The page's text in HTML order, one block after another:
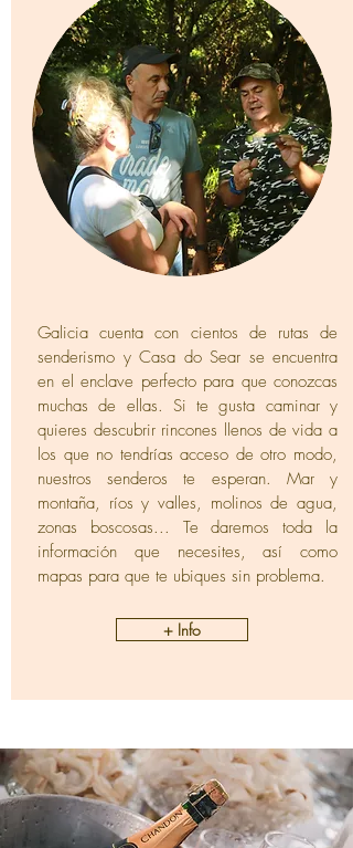
Galicia cuenta con cientos de rutas de
senderismo y Casa do Sear se encuentra
en el enclave perfecto para que conozcas
muchas de ellas. Si te gusta caminar y
quieres descubrir rincones llenos de vida a
los que no tendrías acceso de otro modo,
nuestros senderos te esperan. Mar y
montaña, ríos y valles, molinos de agua,
zonas boscosas... Te daremos toda la
información que necesites, así como
mapas para que te ubiques sin problema.
+ Info